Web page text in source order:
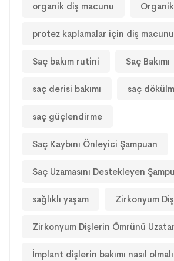
organik diş macunu
protez kaplamalar için diş macunu
Saç bakım rutini Saç Bakımı
saç derisi bakımı saç
saç güçlendirme
Saç Kaybını Önleyici Şampuan
Saç Uzamasını Destekleyen
sağlıklı yaşam Zirkonyum
Zirkonyum Dişlerin Ömrünü
İmplant dişlerin bakımı nasıl